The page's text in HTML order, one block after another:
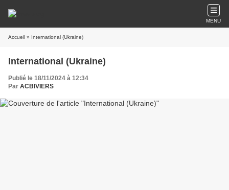
MENU
Accueil » International (Ukraine)
International (Ukraine)
Publié le 18/11/2024 à 12:34
Par ACBIVIERS